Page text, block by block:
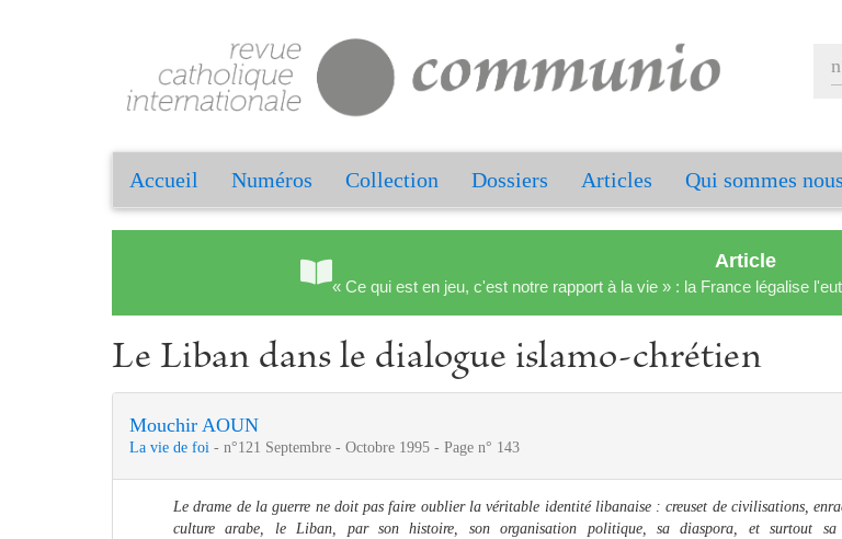
Accueil Numéros Collection Dossiers Articles Qui sommes
Article
« Ce qui est en jeu, c'est notre rapport à la vie » : la France légalise
Le Liban dans le dialogue islamo-chrétien
Mouchir AOUN
La vie de foi - n°121 Septembre - Octobre 1995 - Page n° 143
Le drame de la guerre ne doit pas faire oublier la véritable identité libanaise : creuset de civilisations,
culture arabe, le Liban, par son histoire, son organisation politique, sa diaspora, et surtout sa